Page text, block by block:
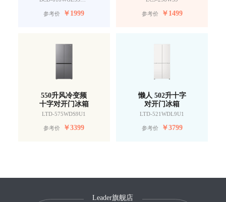
参考价 ￥1999 参考价 ￥1499
550升风冷变频
十字对开门冰箱
LTD-575WDS9U1
参考价 ￥3399
懒人 502升十字
对开门冰箱
LTD-521WDL9U1
参考价 ￥3799
Leader旗舰店